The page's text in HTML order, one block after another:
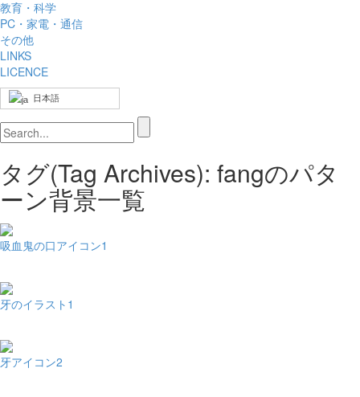
教育・科学
PC・家電・通信
その他
LINKS
LICENCE
日本語
タグ(Tag Archives): fangのパタ
ーン背景一覧
吸血鬼の口アイコン1
牙のイラスト1
牙アイコン2